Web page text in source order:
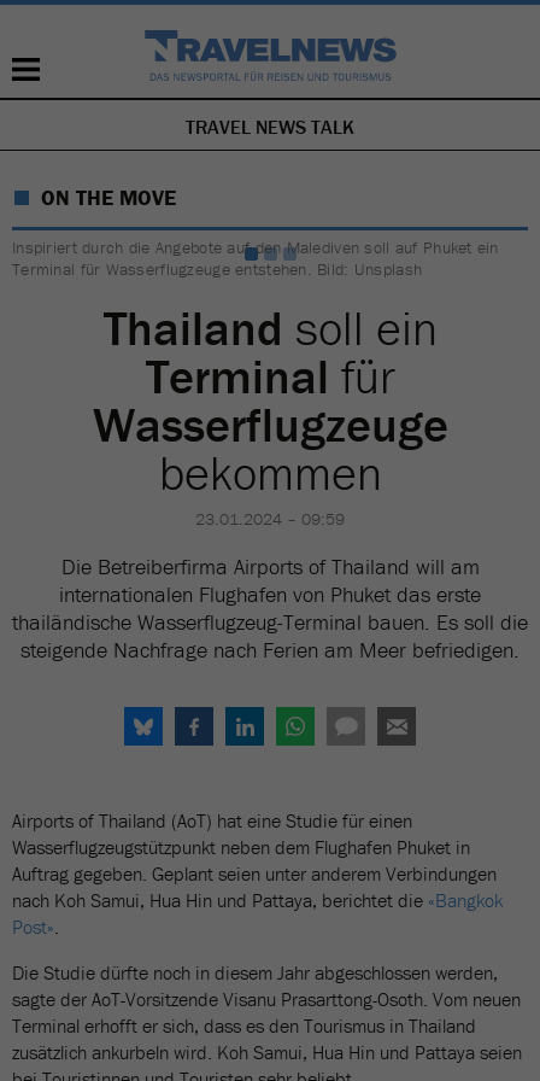
NAVIGATION
ÜBERSPRINGEN
TRAVEL NEWS TALK
ON THE MOVE
Inspiriert durch die Angebote auf den Malediven soll auf Phuket ein
Terminal für Wasserflugzeuge entstehen. Bild: Unsplash
Thailand soll ein
Terminal für
Wasserflugzeuge
bekommen
23.01.2024 – 09:59
Die Betreiberfirma Airports of Thailand will am
internationalen Flughafen von Phuket das erste
thailändische Wasserflugzeug-Terminal bauen. Es soll die
steigende Nachfrage nach Ferien am Meer befriedigen.
Airports of Thailand (AoT) hat eine Studie für einen
Wasserflugzeugstützpunkt neben dem Flughafen Phuket in
Auftrag gegeben. Geplant seien unter anderem Verbindungen
nach Koh Samui, Hua Hin und Pattaya, berichtet die «Bangkok
Post».
Die Studie dürfte noch in diesem Jahr abgeschlossen werden,
sagte der AoT-Vorsitzende Visanu Prasarttong-Osoth. Vom neuen
Terminal erhofft er sich, dass es den Tourismus in Thailand
zusätzlich ankurbeln wird. Koh Samui, Hua Hin und Pattaya seien